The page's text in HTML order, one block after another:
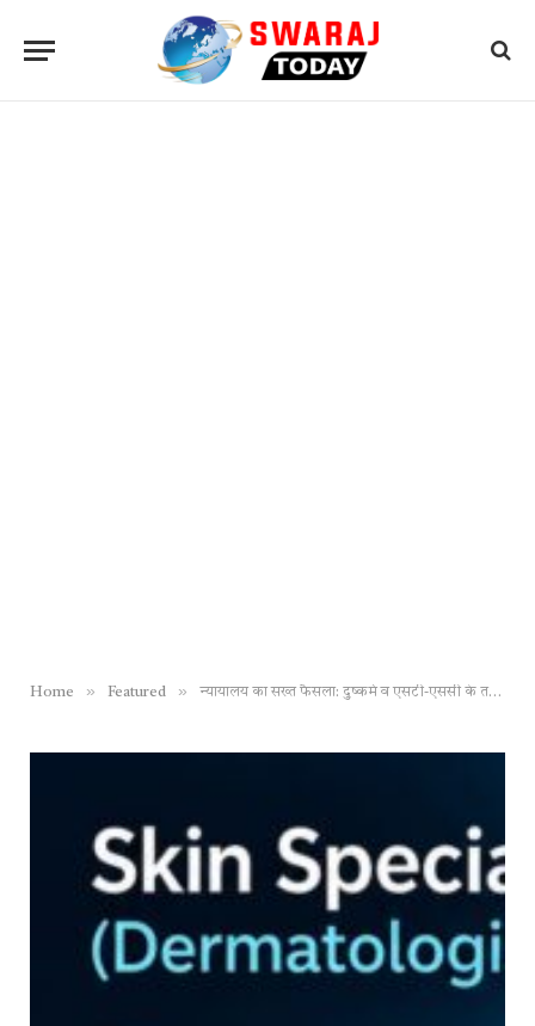
Home » Featured » न्यायालय का सख्त फैसला: दुष्कर्म व एसटी-एससी के तहत झूठा केस दर्ज कराने वाली महिला को 10 साल की सजा, कोर्ट ने बचा ली पीड़ित युवक की जिंदगी